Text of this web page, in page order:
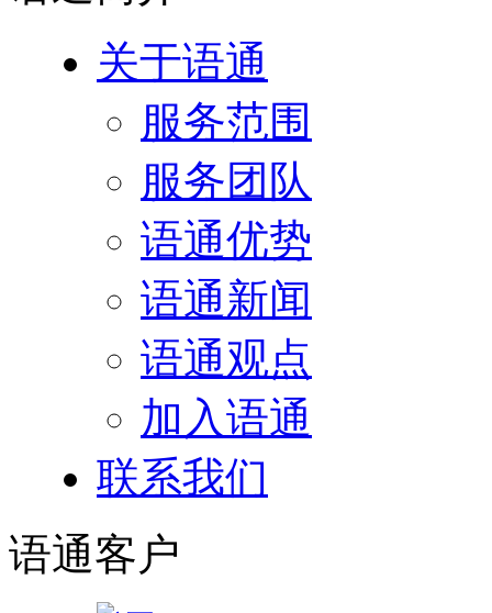
关于语通
服务范围
服务团队
语通优势
语通新闻
语通观点
加入语通
联系我们
语通客户